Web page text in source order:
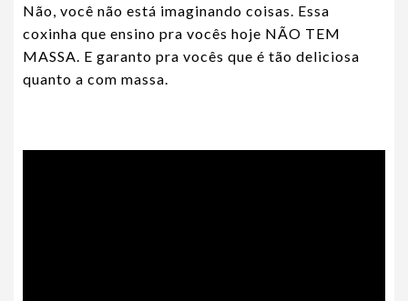
Não, você não está imaginando coisas. Essa
coxinha que ensino pra vocês hoje NÃO TEM
MASSA. E garanto pra vocês que é tão deliciosa
quanto a com massa.